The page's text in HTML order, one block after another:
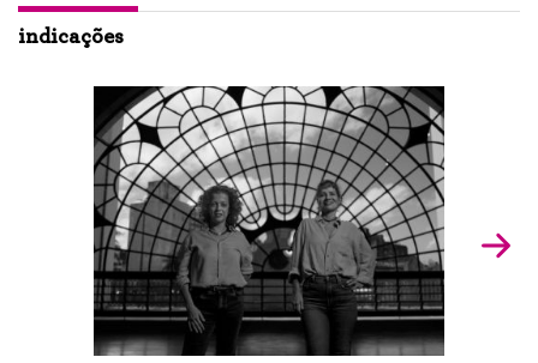
indicações